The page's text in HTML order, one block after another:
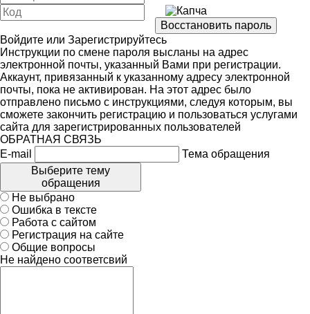
Войдите или Зарегистрируйтесь
Инструкции по смене пароля высланы на адрес
электронной почты, указанный Вами при регистрации.
Аккаунт, привязанный к указанному адресу электронной
почты, пока не активирован. На этот адрес было
отправлено письмо с инструкциями, следуя которым, вы
сможете закончить регистрацию и пользоваться услугами
сайта для зарегистрированных пользователей
ОБРАТНАЯ СВЯЗЬ
E-mail
Тема обращения
Выберите тему
обращения
Не выбрано
Ошибка в тексте
Работа с сайтом
Регистрация на сайте
Общие вопросы
Не найдено соответсвий